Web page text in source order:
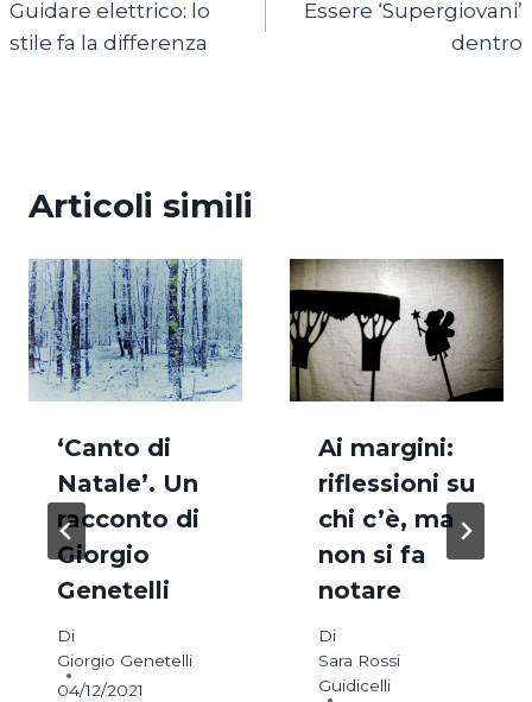
articoli
Guidare elettrico: lo
stile fa la differenza
Essere ‘Supergiovani’
dentro
Articoli simili
‘Canto di
Natale’. Un
racconto di
Giorgio
Genetelli
Di
Giorgio Genetelli
04/12/2021
Ai margini:
riflessioni su
chi c’è, ma
non si fa
notare
Di
Sara Rossi
Guidicelli